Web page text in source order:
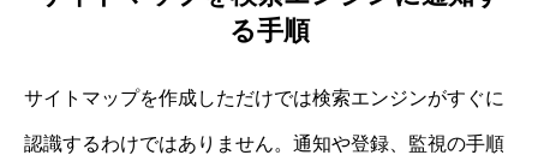
る手順
サイトマップを作成しただけでは検索エンジンがすぐに
認識するわけではありません。通知や登録、監視の手順